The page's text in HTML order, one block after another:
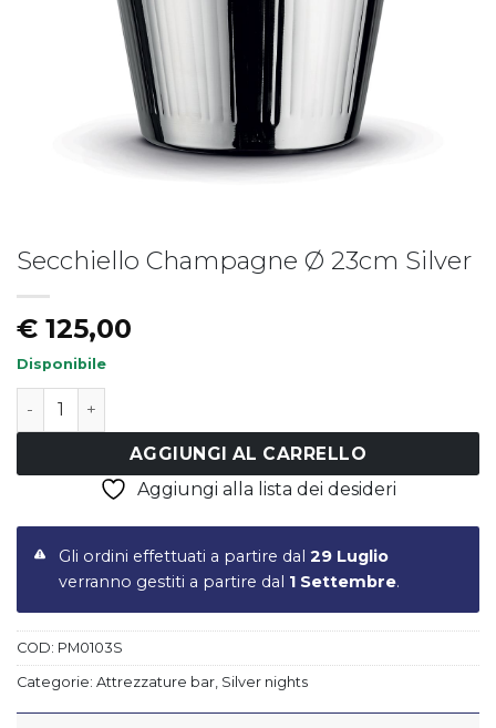
Piatto fondo LIBERTY
Piatto LIBERTY - vers.B
Secchiello Champagne Ø 23cm Silver
€ 125,00
Disponibile
Secchiello Champagne Ø 23cm Silver quantità
AGGIUNGI AL CARRELLO
Aggiungi alla lista dei desideri
Gli ordini effettuati a partire dal 29 Luglio
verranno gestiti a partire dal 1 Settembre.
COD: PM0103S
Categorie: Attrezzature bar Silver nights